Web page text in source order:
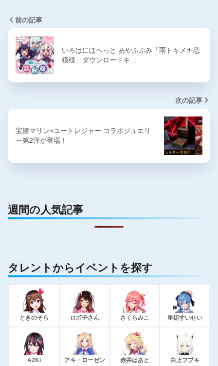
前の記事
いろはにほへっと あやふぶみ「雨トキメキ恋
模様」ダウンロードキ…
次の記事
宝鐘マリン×ユートレジャー コラボジュエリ
ー第2弾が登場！
週間の人気記事
タレントからイベントを探す
ときのそら ロボ子さん さくらみこ 星街すいせい
AZKi
アキ・ローゼン
赤井はあと 白上フブキ